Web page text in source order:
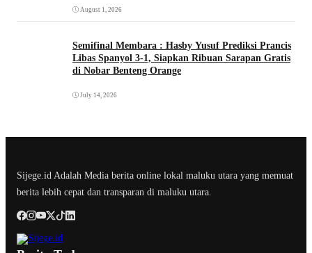
August 1, 2026
Semifinal Membara : Hasby Yusuf Prediksi Prancis
Libas Spanyol 3-1, Siapkan Ribuan Sarapan Gratis
di Nobar Benteng Orange
July 14, 2026
Sijege.id Adalah Media berita online lokal maluku utara yang memuat
berita lebih cepat dan transparan di maluku utara.